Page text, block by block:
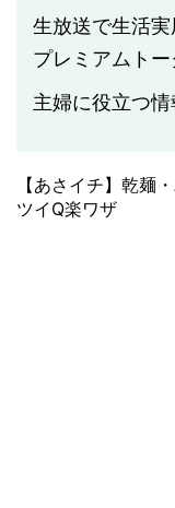
生放送で生活
プレミアムト
主婦に役立つ情
【あさイチ】乾麺
ツイQ楽ワザ